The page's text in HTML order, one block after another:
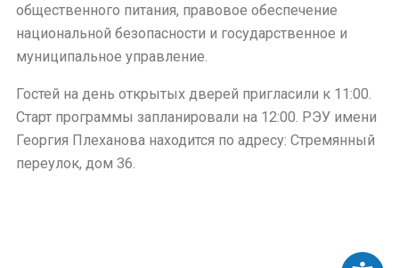
общественного питания, правовое обеспечение
национальной безопасности и государственное и
муниципальное управление.
Гостей на день открытых дверей пригласили к 11:00.
Старт программы запланировали на 12:00. РЭУ имени
Георгия Плеханова находится по адресу: Стремянный
переулок, дом 36.